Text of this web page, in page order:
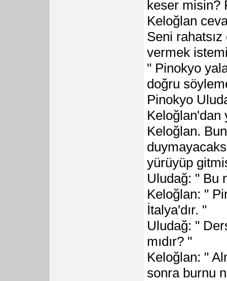
keser misin?
Keloğlan
Seni
vermek
" Pinokyo
doğru
Pinokyo
Keloğlan'dan
Keloğlan.
yürüyüp
Uludağ: " Bu
Keloğlan: "
İtalya'dır. "
Uludağ: "
mıdır? "
Keloğlan: "
sonra burnu